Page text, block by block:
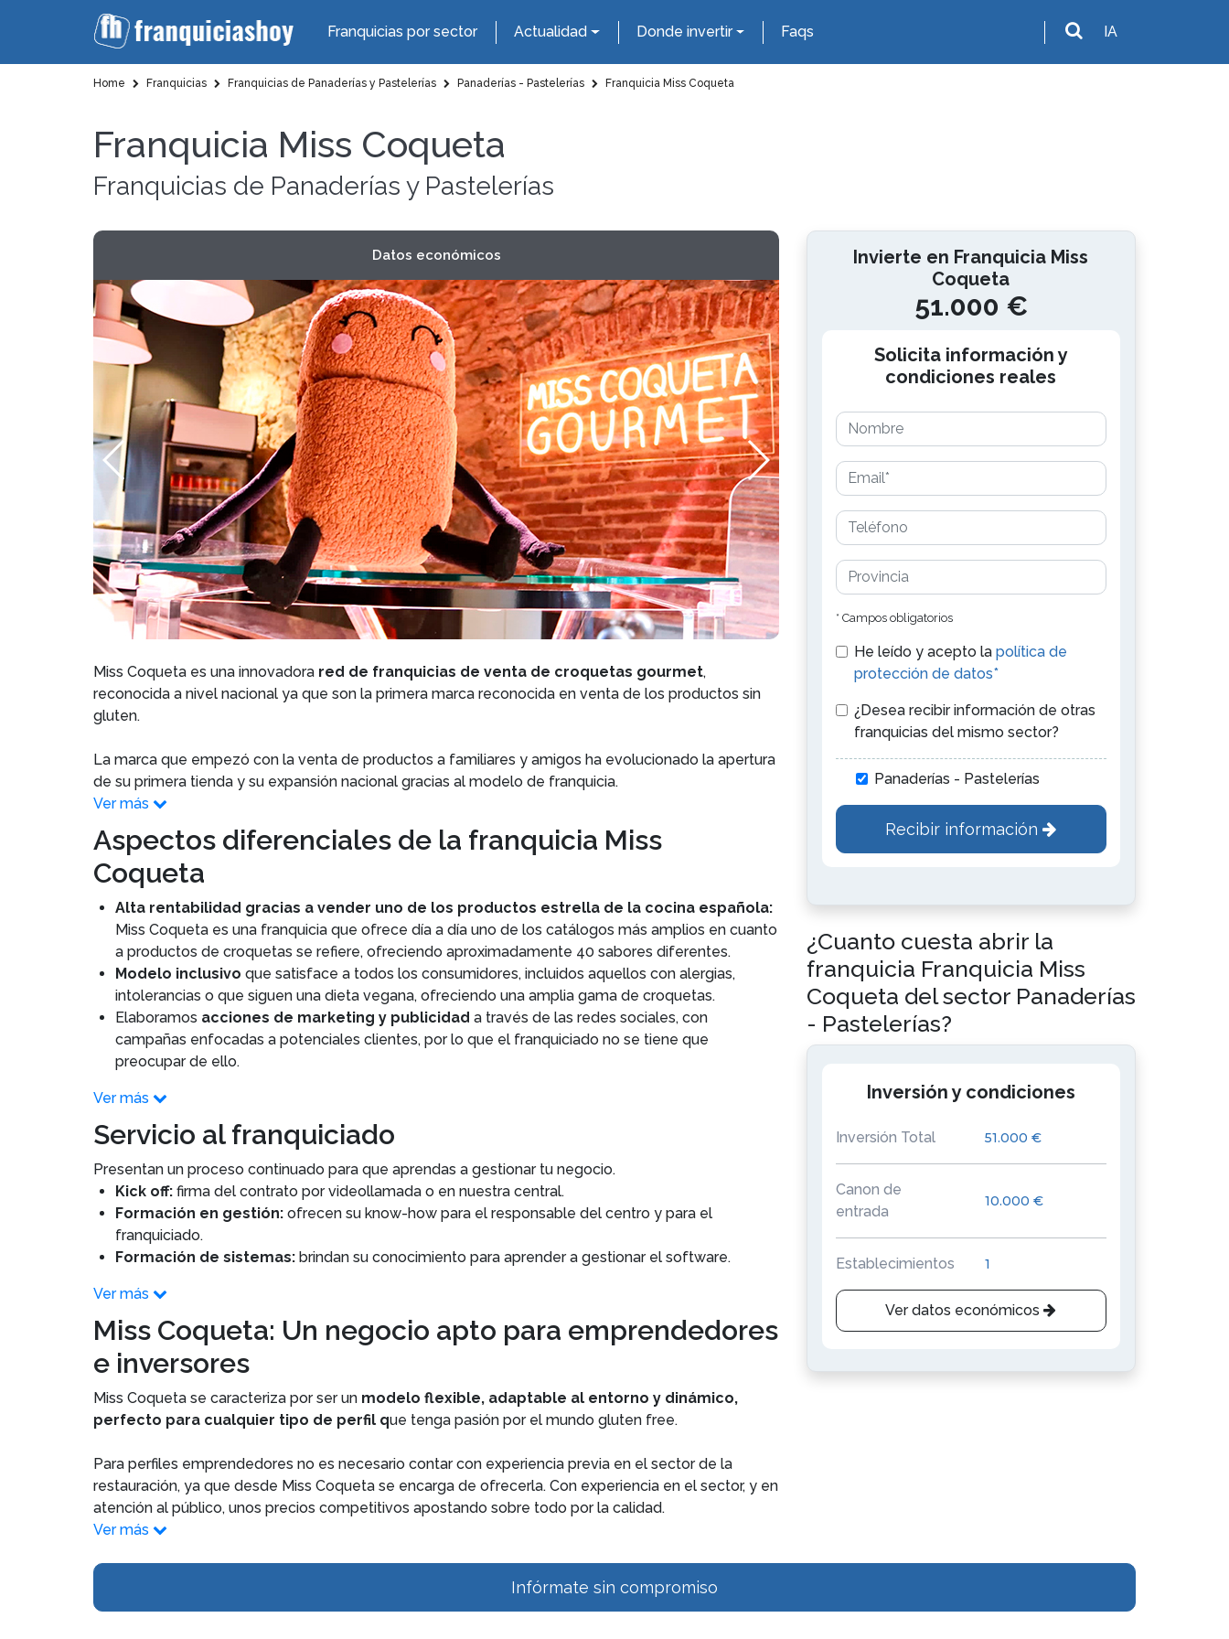
Franquicias por sector Actualidad Donde invertir Faqs IA
Home Franquicias Franquicias de Panaderías y Pastelerías Panaderías - Pastelerías Franquicia Miss Coqueta
Franquicia Miss Coqueta
Franquicias de Panaderías y Pastelerías
Datos económicos
Miss Coqueta es una innovadora red de franquicias de venta de croquetas gourmet,
reconocida a nivel nacional ya que son la primera marca reconocida en venta de los productos sin
gluten.
La marca que empezó con la venta de productos a familiares y amigos ha evolucionado la apertura
de su primera tienda y su expansión nacional gracias al modelo de franquicia.
Ver más
Aspectos diferenciales de la franquicia Miss
Coqueta
Alta rentabilidad gracias a vender uno de los productos estrella de la cocina española:
Miss Coqueta es una franquicia que ofrece día a día uno de los catálogos más amplios en cuanto
a productos de croquetas se refiere, ofreciendo aproximadamente 40 sabores diferentes.
Modelo inclusivo que satisface a todos los consumidores, incluidos aquellos con alergias,
intolerancias o que siguen una dieta vegana, ofreciendo una amplia gama de croquetas.
Elaboramos acciones de marketing y publicidad a través de las redes sociales, con
campañas enfocadas a potenciales clientes, por lo que el franquiciado no se tiene que
preocupar de ello.
Ver más
Servicio al franquiciado
Presentan un proceso continuado para que aprendas a gestionar tu negocio.
Kick off: firma del contrato por videollamada o en nuestra central.
Formación en gestión: ofrecen su know-how para el responsable del centro y para el
franquiciado.
Formación de sistemas: brindan su conocimiento para aprender a gestionar el software.
Ver más
Miss Coqueta: Un negocio apto para emprendedores
e inversores
Miss Coqueta se caracteriza por ser un modelo flexible, adaptable al entorno y dinámico,
perfecto para cualquier tipo de perfil que tenga pasión por el mundo gluten free.
Para perfiles emprendedores no es necesario contar con experiencia previa en el sector de la
restauración, ya que desde Miss Coqueta se encarga de ofrecerla. Con experiencia en el sector, y en
atención al público, unos precios competitivos apostando sobre todo por la calidad.
Ver más
Invierte en Franquicia Miss
Coqueta
51.000 €
Solicita información y
condiciones reales
* Campos obligatorios
He leído y acepto la política de
protección de datos*
¿Desea recibir información de otras
franquicias del mismo sector?
Panaderías - Pastelerías
Recibir información
¿Cuanto cuesta abrir la
franquicia Franquicia Miss
Coqueta del sector Panaderías
- Pastelerías?
Inversión y condiciones
Inversión Total 51.000 €
Canon de
entrada
10.000 €
Establecimientos 1
Ver datos económicos
Infórmate sin compromiso